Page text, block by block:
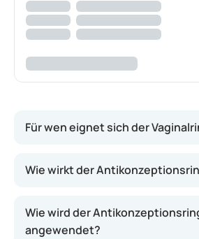
Für wen eignet sich der
geeignet, denen es schwerfällt,
Wie wirkt der
Wie wird der
angewendet?